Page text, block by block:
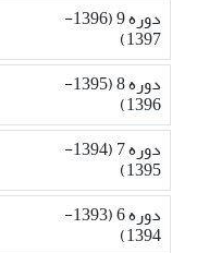
دوره 9 (1396-
1397)
دوره 8 (1395-
1396)
دوره 7 (1394-
1395)
دوره 6 (1393-
1394)